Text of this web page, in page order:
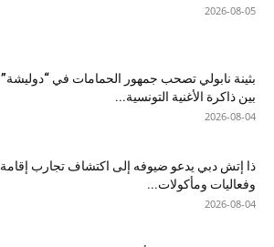
2026-08-05
بثينة نابولي تصحب جمهور الحمامات في “دوليشة”
بين ذاكرة الأغنية التونسية...
2026-08-04
ذا إتش دبي يدعو ضيوفه إلى اكتشاف تجارب إقامة
وفعاليات ومأكولات...
2026-08-04